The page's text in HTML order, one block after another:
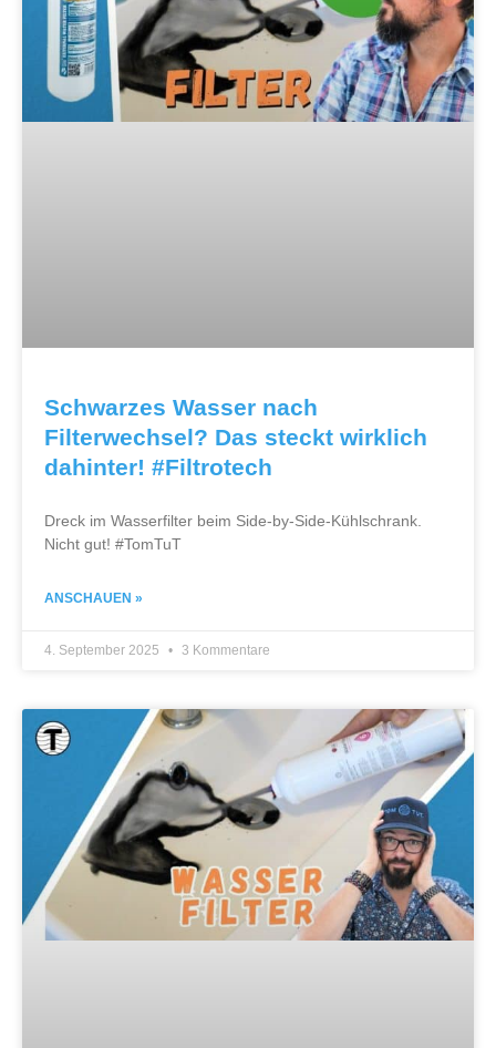
Schwarzes Wasser nach
Filterwechsel? Das steckt wirklich
dahinter! #Filtrotech
Dreck im Wasserfilter beim Side-by-Side-Kühlschrank.
Nicht gut! #TomTuT
ANSCHAUEN »
4. September 2025 3 Kommentare